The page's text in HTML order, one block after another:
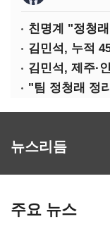
김민석, 제주·
뉴스리듬
주요 뉴스